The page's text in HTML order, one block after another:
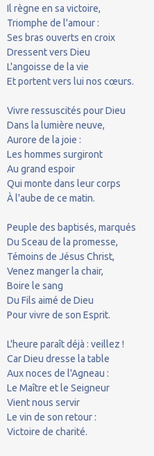
Il règne en sa victoire,
Triomphe de l'amour :
Ses bras ouverts en croix
Dressent vers Dieu
L'angoisse de la vie
Et portent vers lui nos cœurs.
Vivre ressuscités pour Dieu
Dans la lumière neuve,
Aurore de la joie :
Les hommes surgiront
Au grand espoir
Qui monte dans leur corps
À l'aube de ce matin.
Peuple des baptisés, marqués
Du Sceau de la promesse,
Témoins de Jésus Christ,
Venez manger la chair,
Boire le sang
Du Fils aimé de Dieu
Pour vivre de son Esprit.
L'heure paraît déjà : veillez !
Car Dieu dresse la table
Aux noces de l'Agneau :
Le Maître et le Seigneur
Vient nous servir
Le vin de son retour :
Victoire de charité.